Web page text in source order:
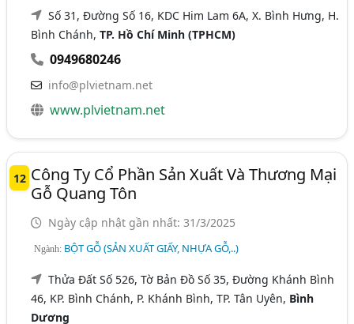
Số 31, Đường Số 16, KDC Him Lam 6A, X. Bình Hưng, H.
Bình Chánh,TP. Hồ Chí Minh (TPHCM)
0949680246
info@plvietnam.net
www.plvietnam.net
12 Công Ty Cổ Phần Sản Xuất Và Thương Mại
Gỗ Quang Tôn
Ngày cập nhật gần nhất: 31/3/2025
Ngành: BỘT GỖ (SẢN XUẤT GIẤY, NHỰA GỖ,..)
Thửa Đất Số 526, Tờ Bản Đồ Số 35, Đường Khánh Bình
46, KP. Bình Chánh, P. Khánh Bình, TP. Tân Uyên, Bình
Dương